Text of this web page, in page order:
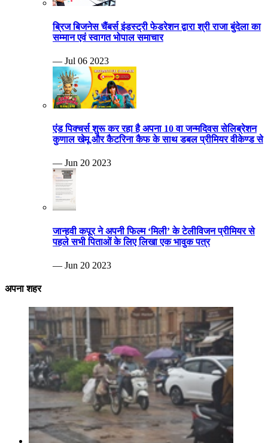
ब्रिज बिजनेस चैंबर्स इंडस्ट्री फेडरेशन द्वारा श्री राजा बुंदेला का
सम्मान एवं स्वागत भोपाल समाचार
— Jul 06 2023
एंड पिक्चर्स शुरू कर रहा है अपना 10 वा जन्मदिवस सेलिब्रेशन
कुणाल खेमू और कैटरिना कैफ के साथ डबल प्रीमियर वीकेण्ड से
— Jun 20 2023
जान्हवी कपूर ने अपनी फिल्म ‘मिली’ के टेलीविजन प्रीमियर से
पहले सभी पिताओं के लिए लिखा एक भावुक पत्र
— Jun 20 2023
अपना शहर